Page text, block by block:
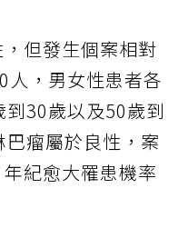
但發生個案相對
人，男女性患者各
30歲以及50歲到
瘤屬於良性，案
紀愈大罹患機率